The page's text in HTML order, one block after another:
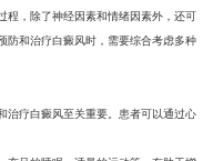
程，除了神经因素和情绪因素外，还可
防和治疗白癜风时，需要综合考虑多种
治疗白癜风至关重要。患者可以通过心